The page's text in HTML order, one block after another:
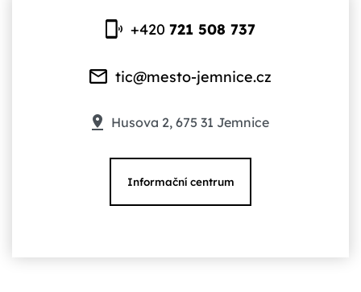
+420721 508 737
tic@mesto-jemnice.cz
Husova 2, 675 31 Jemnice
Informační centrum